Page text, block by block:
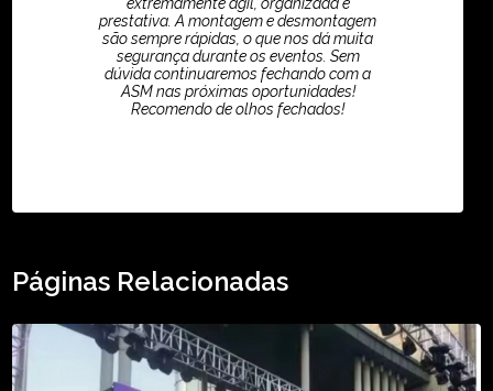
prestativa. A montagem e desmontagem
são sempre rápidas, o que nos dá muita
segurança durante os eventos. Sem
dúvida continuaremos fechando com a
ASM nas próximas oportunidades!
Recomendo de olhos fechados!
Páginas Relacionadas